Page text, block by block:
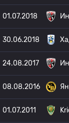
01.07.2018
30.06.2018
24.08.2017
08.08.2016
01.07.2011